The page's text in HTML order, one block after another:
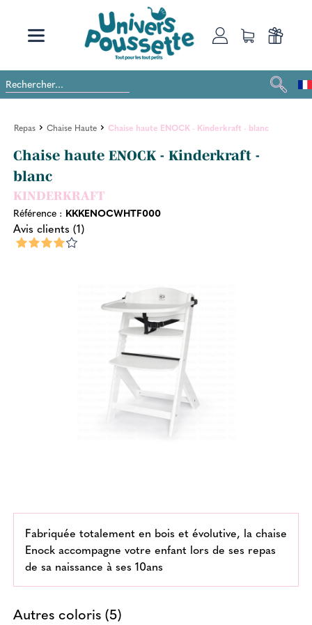
Repas Chaise Haute Chaise haute ENOCK - Kinderkraft - blanc
Chaise haute ENOCK - Kinderkraft -
blanc
KINDERKRAFT
Référence : KKKENOCWHTF000
Avis clients (1)
Fabriquée totalement en bois et évolutive, la chaise
Enock accompagne votre enfant lors de ses repas
de sa naissance à ses 10ans
Autres coloris (5)